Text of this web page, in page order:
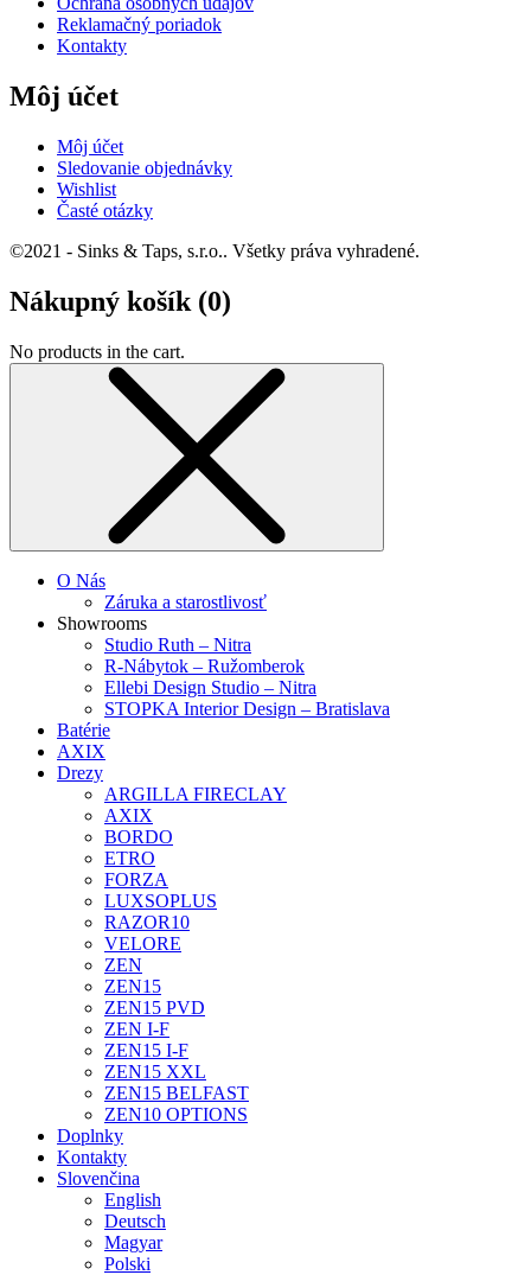
Reklamačný poriadok
Kontakty
Môj účet
Môj účet
Sledovanie objednávky
Wishlist
Časté otázky
©2021 - Sinks & Taps, s.r.o.. Všetky práva vyhradené.
Nákupný košík (0)
No products in the cart.
O Nás
Záruka a starostlivosť
Showrooms
Studio Ruth – Nitra
R-Nábytok – Ružomberok
Ellebi Design Studio – Nitra
STOPKA Interior Design – Bratislava
Batérie
AXIX
Drezy
ARGILLA FIRECLAY
AXIX
BORDO
ETRO
FORZA
LUXSOPLUS
RAZOR10
VELORE
ZEN
ZEN15
ZEN15 PVD
ZEN I-F
ZEN15 I-F
ZEN15 XXL
ZEN15 BELFAST
ZEN10 OPTIONS
Doplnky
Kontakty
Slovenčina
English
Deutsch
Magyar
Polski